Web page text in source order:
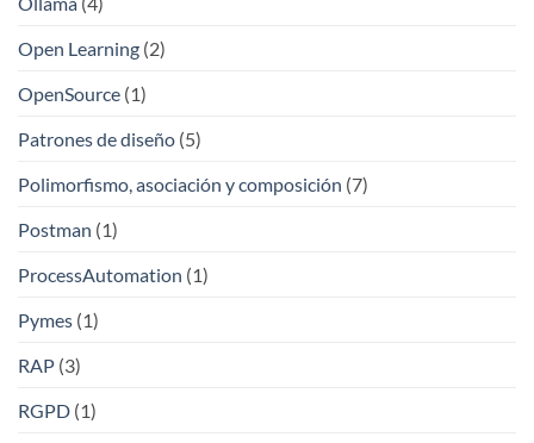
Open Learning (2)
OpenSource (1)
Patrones de diseño (5)
Polimorfismo, asociación y composición (7)
Postman (1)
ProcessAutomation (1)
Pymes (1)
RAP (3)
RGPD (1)